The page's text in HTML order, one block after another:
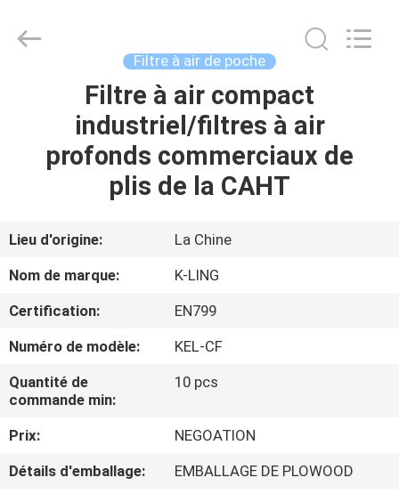
MAISON
À
PROPOS
NOUS
DE
L'USINE
Technology
Company.
Filtre à air de poche
Filtre à air compact
industriel/filtres à air
profonds commerciaux de
plis de la CAHT
Lieu d'origine:
La Chine
Nom de marque:
K-LING
Certification:
EN799
Numéro de modèle:
KEL-CF
Quantité de
commande min:
10 pcs
Prix:
NEGOATION
Détails d'emballage:
EMBALLAGE DE PLOWOOD